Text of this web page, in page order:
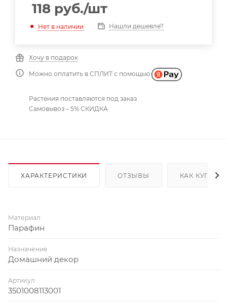
118 руб./шт
Нет в наличии Нашли дешевле?
Хочу в подарок
Можно оплатить в СПЛИТ с помощью
Растения поставляются под заказ
Самовывоз – 5% СКИДКА
ХАРАКТЕРИСТИКИ ОТЗЫВЫ КАК КУПИТЬ
Материал
Парафин
Назначение
Домашний декор
Артикул
3501008113001